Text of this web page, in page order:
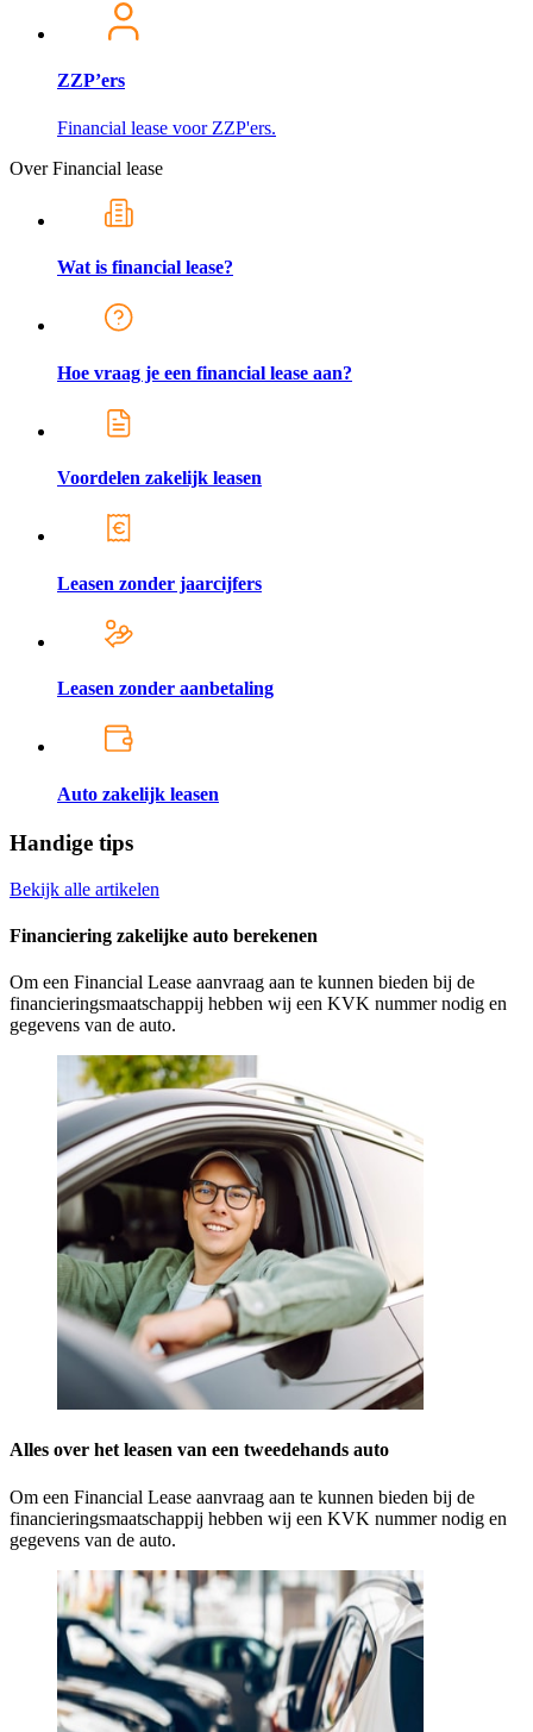
ZZP’ers
Financial lease voor ZZP'ers.
Over Financial lease
Wat is financial lease?
Hoe vraag je een financial lease aan?
Voordelen zakelijk leasen
Leasen zonder jaarcijfers
Leasen zonder aanbetaling
Auto zakelijk leasen
Handige tips
Bekijk alle artikelen
Financiering zakelijke auto berekenen
Om een Financial Lease aanvraag aan te kunnen bieden bij de
financieringsmaatschappij hebben wij een KVK nummer nodig en
gegevens van de auto.
Alles over het leasen van een tweedehands auto
Om een Financial Lease aanvraag aan te kunnen bieden bij de
financieringsmaatschappij hebben wij een KVK nummer nodig en
gegevens van de auto.